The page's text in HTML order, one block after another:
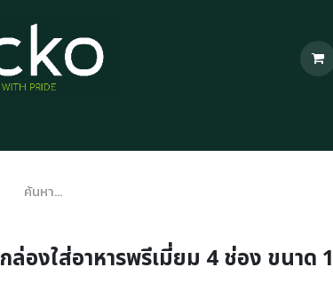
กล่องใส่อาหารพรีเมี่ยม 4 ช่อง ขนาด